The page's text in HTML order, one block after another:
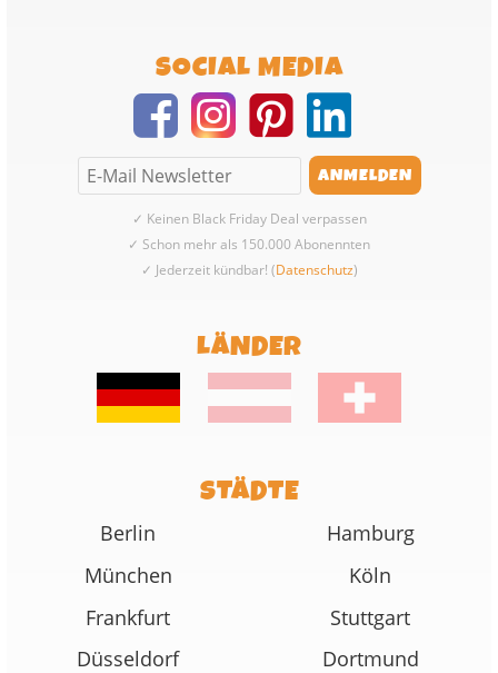
SOCIAL MEDIA
✓ Keinen Black Friday Deal verpassen
✓ Schon mehr als 150.000 Abonennten
✓ Jederzeit kündbar! (Datenschutz)
LÄNDER
STÄDTE
Berlin
Hamburg
München
Köln
Frankfurt
Stuttgart
Düsseldorf
Dortmund